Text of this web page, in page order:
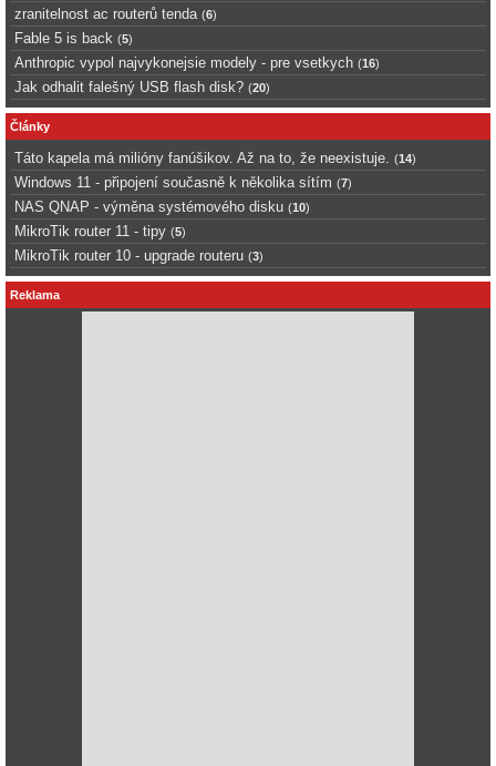
zranitelnost ac routerů tenda (6)
Fable 5 is back (5)
Anthropic vypol najvykonejsie modely - pre vsetkych (16)
Jak odhalit falešný USB flash disk? (20)
Články
Táto kapela má milióny fanúšikov. Až na to, že neexistuje. (14)
Windows 11 - připojení současně k několika sítím (7)
NAS QNAP - výměna systémového disku (10)
MikroTik router 11 - tipy (5)
MikroTik router 10 - upgrade routeru (3)
Reklama